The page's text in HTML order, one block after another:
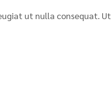
ut nulla consequat. Ut